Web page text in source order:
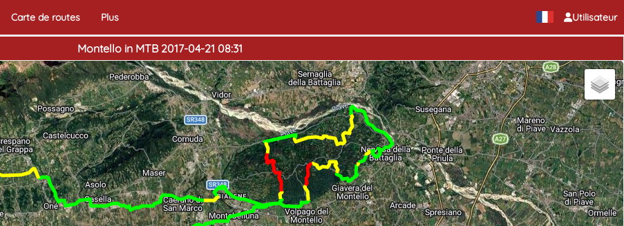
Utilisateur
Carte de routes Plus
Montello in MTB 2017-04-21 08:31